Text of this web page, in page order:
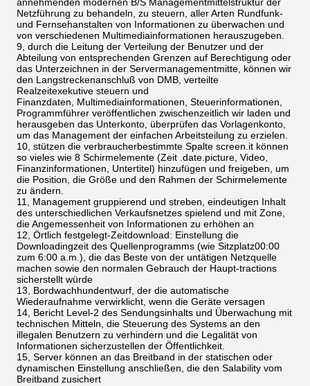
Netzführung zu behandeln, zu steuern, aller Arten Rundfunk-
und Fernsehanstalten von Informationen zu überwachen und
von verschiedenen Multimediainformationen herauszugeben.
9, durch die Leitung der Verteilung der Benutzer und der
Abteilung von entsprechenden Grenzen auf Berechtigung oder
das Unterzeichnen in der Servermanagementmitte, können wir
den Langstreckenanschluß von DMB, verteilte
Realzeitexekutive steuern und
Finanzdaten, Multimediainformationen, Steuerinformationen,
Programmführer veröffentlichen zwischenzeitlich wir laden und
herausgeben das Unterkonto, überprüfen das Vorlagenkonto,
um das Management der einfachen Arbeitsteilung zu erzielen.
10, stützen die verbraucherbestimmte Spalte screen.it können
so vieles wie 8 Schirmelemente (Zeit .date.picture, Video,
Finanzinformationen, Untertitel) hinzufügen und freigeben, um
die Position, die Größe und den Rahmen der Schirmelemente
zu ändern.
11, Management gruppierend und streben, eindeutigen Inhalt
des unterschiedlichen Verkaufsnetzes spielend und mit Zone,
die Angemessenheit von Informationen zu erhöhen an
12, Örtlich festgelegt-Zeitdownload: Einstellung die
Downloadingzeit des Quellenprogramms (wie Sitzplatz00:00
zum 6:00 a.m.), die das Beste von der untätigen Netzquelle
machen sowie den normalen Gebrauch der Haupt-tractions
sicherstellt würde
13, Bordwachhundentwurf, der die automatische
Wiederaufnahme verwirklicht, wenn die Geräte versagen
14, Bericht Level-2 des Sendungsinhalts und Überwachung mit
technischen Mitteln, die Steuerung des Systems an den
illegalen Benutzern zu verhindern und die Legalität von
Informationen sicherzustellen der Öffentlichkeit.
15, Server können an das Breitband in der statischen oder
dynamischen Einstellung anschließen, die den Salability vom
Breitband zusichert